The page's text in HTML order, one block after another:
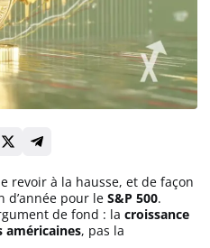
revoir à la hausse, et de façon
d’année pour le S&P 500.
de fond : la croissance
américaines, pas la